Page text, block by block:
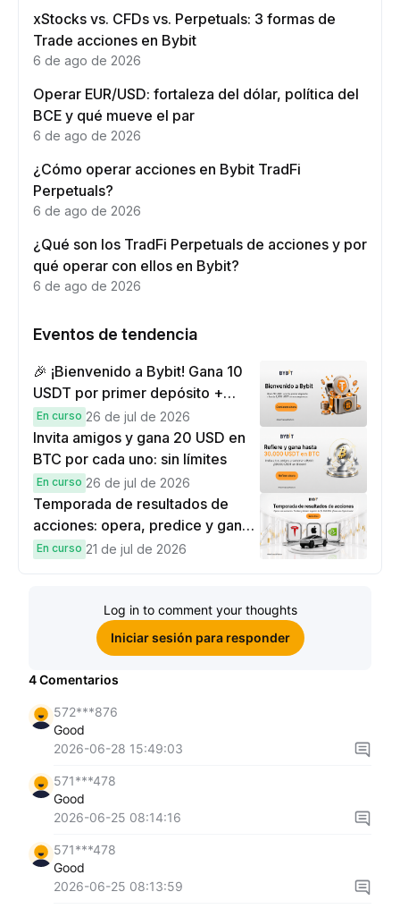
xStocks vs. CFDs vs. Perpetuals: 3 formas de
Trade acciones en Bybit
6 de ago de 2026
Operar EUR/USD: fortaleza del dólar, política del
BCE y qué mueve el par
6 de ago de 2026
¿Cómo operar acciones en Bybit TradFi
Perpetuals?
6 de ago de 2026
¿Qué son los TradFi Perpetuals de acciones y por
qué operar con ellos en Bybit?
6 de ago de 2026
Eventos de tendencia
🎉 ¡Bienvenido a Bybit! Gana 10
USDT por primer depósito +
hasta 9,999 USDT en
recompensas
En curso 26 de jul de 2026
Invita amigos y gana 20 USD en
BTC por cada uno: sin límites
En curso 26 de jul de 2026
Temporada de resultados de
acciones: opera, predice y gana
una Cybertruck.
En curso 21 de jul de 2026
Log in to comment your thoughts
Iniciar sesión para responder
4Comentarios
572***876
Good
2026-06-28 15:49:03
571***478
Good
2026-06-25 08:14:16
571***478
Good
2026-06-25 08:13:59